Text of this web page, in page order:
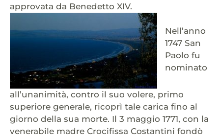
approvata da Benedetto XIV.
Nell’anno
1747 San
Paolo fu
nominato
all’unanimità, contro il suo volere, primo
superiore generale, ricoprì tale carica fino al
giorno della sua morte. Il 3 maggio 1771, con la
venerabile madre Crocifissa Costantini fondò